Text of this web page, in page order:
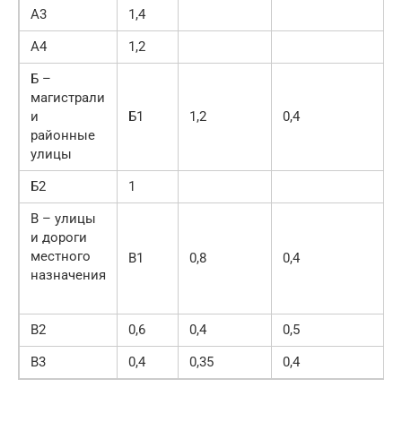
А3
1,4
А4
1,2
Б –
магистрали
и
районные
улицы
Б1 1,2 0,4
Б2
1
В – улицы
и дороги
местного
назначения
В1 0,8 0,4
В2 0,6 0,4
0,5
В3
0,4 0,35 0,4